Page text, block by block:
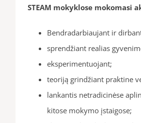
STEAM mokyklose mokomasi
Bendradarbiaujant ir
sprendžiant realias
eksperimentuojant;
teoriją grindžiant praktine
lankantis netradicinėse
kitose mokymo įstaigose;